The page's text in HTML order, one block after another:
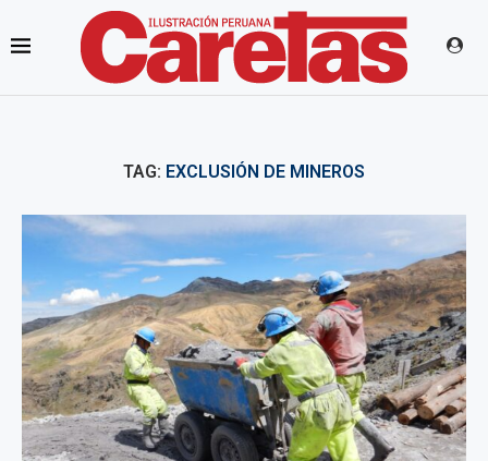
TAG: EXCLUSIÓN DE MINEROS